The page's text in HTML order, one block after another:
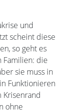
und
scheint diese
so geht es
Familien: die
sie muss in
Funktionieren
Krisenrand
ohne